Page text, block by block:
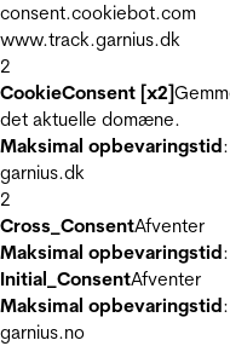
consent.cookiebot.com
www.track.garnius.dk
2
CookieConsent [x2]
det aktuelle domæne.
Maksimal opbevaringstid
garnius.dk
2
Cross_ConsentAfventer
Maksimal opbevaringstid
Initial_ConsentAfventer
Maksimal opbevaringstid
garnius.no